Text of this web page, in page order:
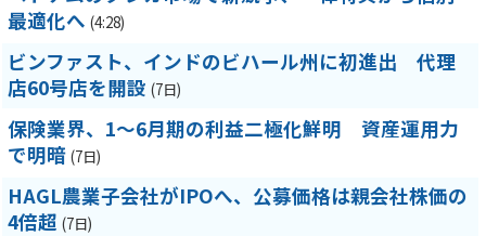
最適化へ (4:28)
ビンファスト、インドのビハール州に初進出 代理
店60号店を開設 (7日)
保険業界、1～6月期の利益二極化鮮明 資産運用力
で明暗 (7日)
HAGL農業子会社がIPOへ、公募価格は親会社株価の
4倍超 (7日)